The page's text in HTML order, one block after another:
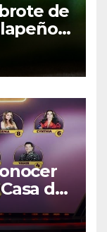
de
de
en